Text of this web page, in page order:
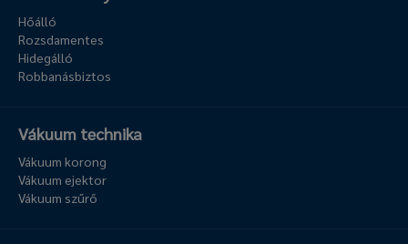
Hőálló
Rozsdamentes
Hidegálló
Robbanásbiztos
Vákuum technika
Vákuum korong
Vákuum ejektor
Vákuum szűrő